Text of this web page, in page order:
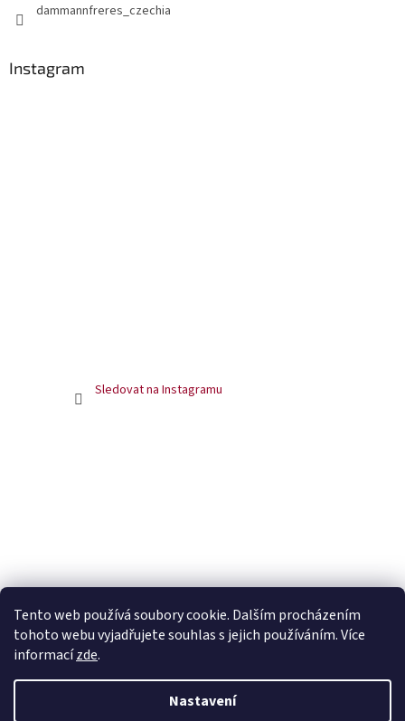
Tento web používá soubory cookie. Dalším procházením
tohoto webu vyjadřujete souhlas s jejich používáním. Více
informacízde.
Nastavení
dammannfreres_czechia
Instagram
Sledovat na Instagramu
Vytvořil Shoptet